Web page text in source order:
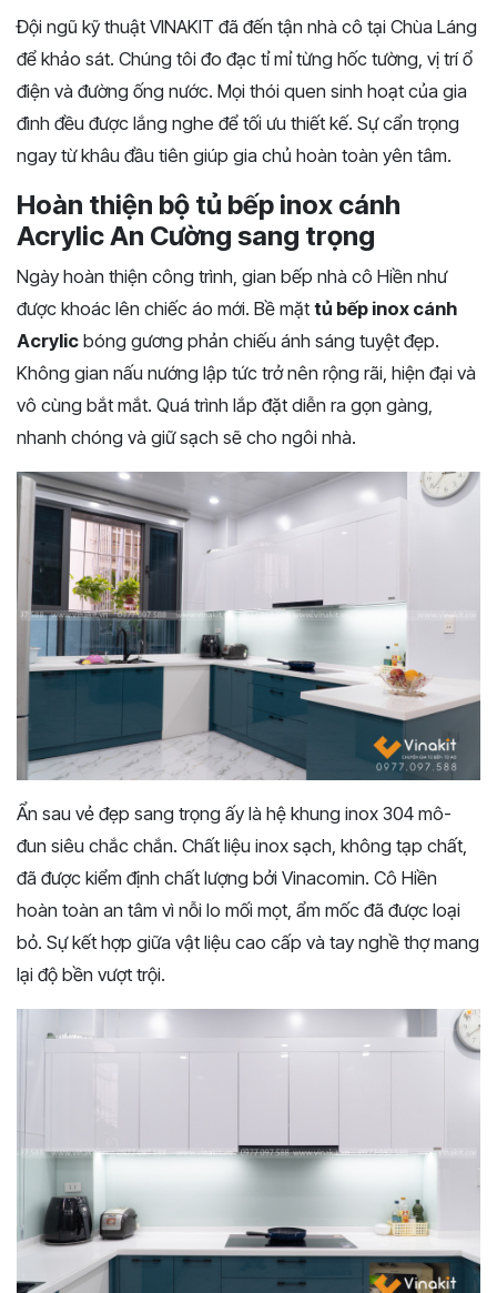
Đội ngũ kỹ thuật VINAKIT đã đến tận nhà cô tại Chùa Láng
để khảo sát. Chúng tôi đo đạc tỉ mỉ từng hốc tường, vị trí ổ
điện và đường ống nước. Mọi thói quen sinh hoạt của gia
đình đều được lắng nghe để tối ưu thiết kế. Sự cẩn trọng
ngay từ khâu đầu tiên giúp gia chủ hoàn toàn yên tâm.
Hoàn thiện bộ tủ bếp inox cánh
Acrylic An Cường sang trọng
Ngày hoàn thiện công trình, gian bếp nhà cô Hiền như
được khoác lên chiếc áo mới. Bề mặt tủ bếp inox cánh
Acrylic bóng gương phản chiếu ánh sáng tuyệt đẹp.
Không gian nấu nướng lập tức trở nên rộng rãi, hiện đại và
vô cùng bắt mắt. Quá trình lắp đặt diễn ra gọn gàng,
nhanh chóng và giữ sạch sẽ cho ngôi nhà.
Ẩn sau vẻ đẹp sang trọng ấy là hệ khung inox 304 mô-
đun siêu chắc chắn. Chất liệu inox sạch, không tạp chất,
đã được kiểm định chất lượng bởi Vinacomin. Cô Hiền
hoàn toàn an tâm vì nỗi lo mối mọt, ẩm mốc đã được loại
bỏ. Sự kết hợp giữa vật liệu cao cấp và tay nghề thợ mang
lại độ bền vượt trội.